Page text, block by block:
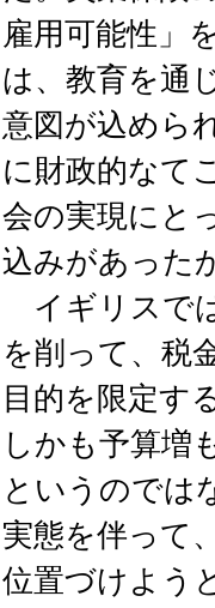
雇用可能性」
は、教育を通
意図が込めら
に財政的なて
会の実現にと
込みがあった
イギリスで
を削って、税
目的を限定す
しかも予算増
というのでは
実態を伴って
位置づけよう